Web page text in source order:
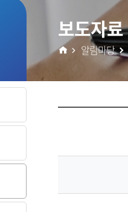
보도자료
알림마당